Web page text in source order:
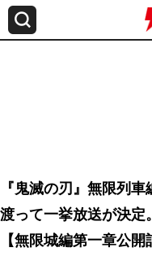
『鬼滅の刃』無限列
渡って一挙放送が決定
【無限城編第一章公開